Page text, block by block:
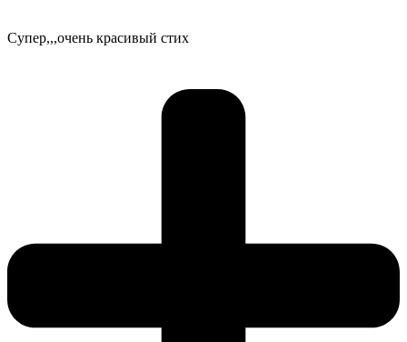
Супер,,,очень красивый стих